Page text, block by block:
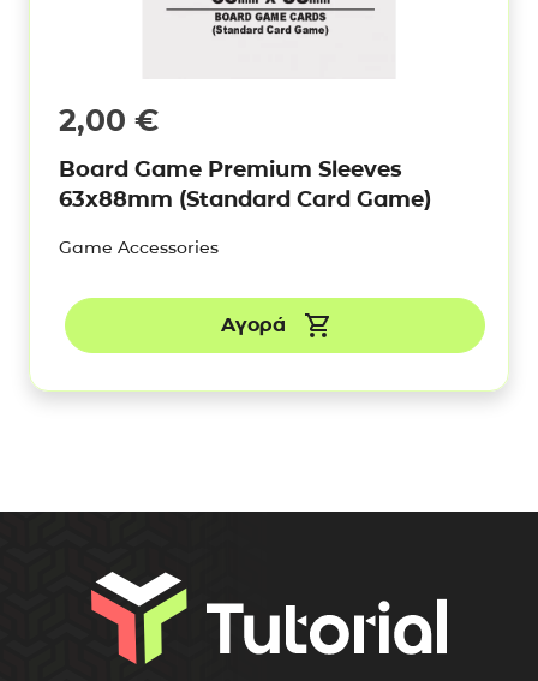
2,00 €
Board Game Premium Sleeves
63x88mm (Standard Card Game)
Game Accessories
Αγορά